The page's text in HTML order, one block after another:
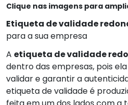
Clique nas imagens para
Etiqueta de validade
para a sua empresa
A etiqueta de validade
dentro das empresas, pois
validar e garantir a
etiqueta de validade é